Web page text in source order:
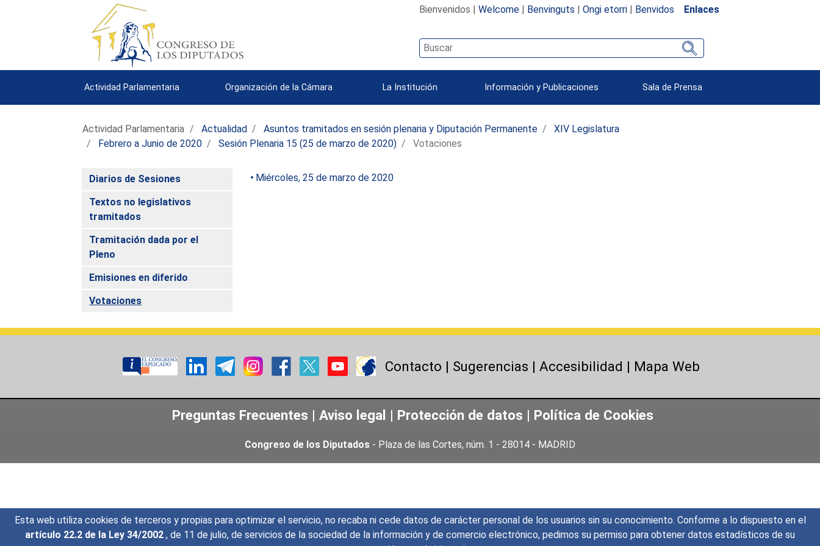
Esta web utiliza cookies de terceros y propias para optimizar el servicio, no recaba ni cede datos de carácter personal de los usuarios sin su conocimiento. Conforme a lo dispuesto en el
artículo 22.2 de la Ley 34/2002 , de 11 de julio, de servicios de la sociedad de la información y de comercio electrónico, pedimos su permiso para obtener datos estadísticos de su
Bienvenidos | Welcome| Benvinguts | Ongi etorri| Benvidos Enlaces
Actividad Parlamentaria Organización de la Cámara La Institución Información y Publicaciones Sala de Prensa
Actividad Parlamentaria Actualidad Asuntos tramitados en sesión plenaria y Diputación Permanente
XIV Legislatura
Febrero a Junio de 2020
Sesión Plenaria 15 (25 de marzo de 2020) Votaciones
Diarios de Sesiones
Textos no legislativos
tramitados
Tramitación dada por el
Pleno
Emisiones en diferido
Votaciones
Miércoles, 25 de marzo de 2020
Contacto | Sugerencias | Accesibilidad | Mapa Web
Preguntas Frecuentes | Aviso legal | Protección de datos | Política de Cookies
Congreso de los Diputados- Plaza de las Cortes, núm. 1 - 28014 - MADRID